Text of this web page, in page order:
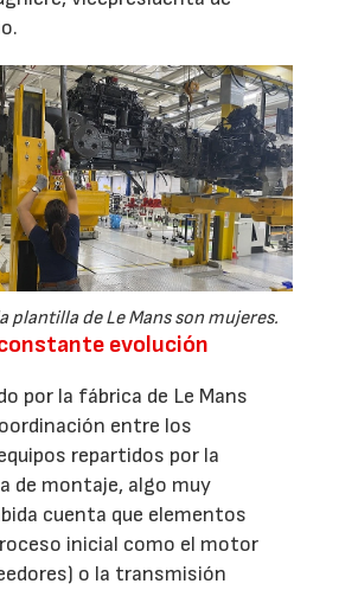
plantilla de Le Mans son mujeres.
evolución
por la fábrica de Le Mans
entre los
repartidos por la
de montaje, algo muy
cuenta que elementos
inicial como el motor
o la transmisión